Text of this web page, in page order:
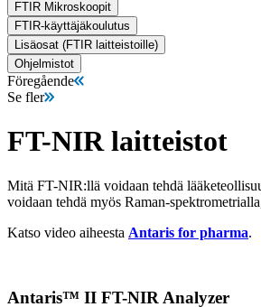
FTIR Mikroskoopit
FTIR-käyttäjäkoulutus
Lisäosat (FTIR laitteistoille)
Ohjelmistot
Föregående
Se fler
FT-NIR laitteistot
Mitä FT-NIR:llä voidaan tehdä
voidaan tehdä myös Raman-
Katso video aiheesta Antaris for pharma.
Antaris™ II FT-NIR Analyzer